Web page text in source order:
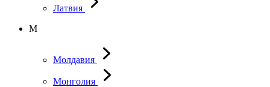
Латвия
М
Молдавия
Монголия